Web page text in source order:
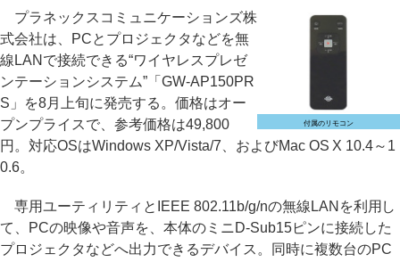
付属のリモコン
プラネックスコミュニケーションズ株
式会社は、PCとプロジェクタなどを無
線LANで接続できる“ワイヤレスプレゼ
ンテーションシステム”「GW-AP150PR
S」を8月上旬に発売する。価格はオー
プンプライスで、参考価格は49,800
円。対応OSはWindows XP/Vista/7、およびMac OS X 10.4～1
0.6。
専用ユーティリティとIEEE 802.11b/g/nの無線LANを利用し
て、PCの映像や音声を、本体のミニD-Sub15ピンに接続した
プロジェクタなどへ出力できるデバイス。同時に複数台のPC